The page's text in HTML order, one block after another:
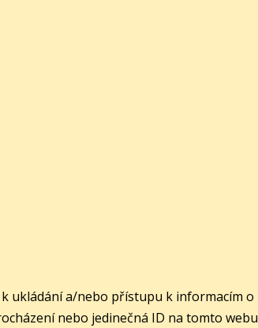
ukládání a/nebo přístupu k informacím
nebo jedinečná ID na tomto